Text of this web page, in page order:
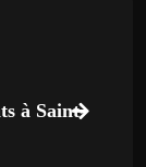
à Saint-